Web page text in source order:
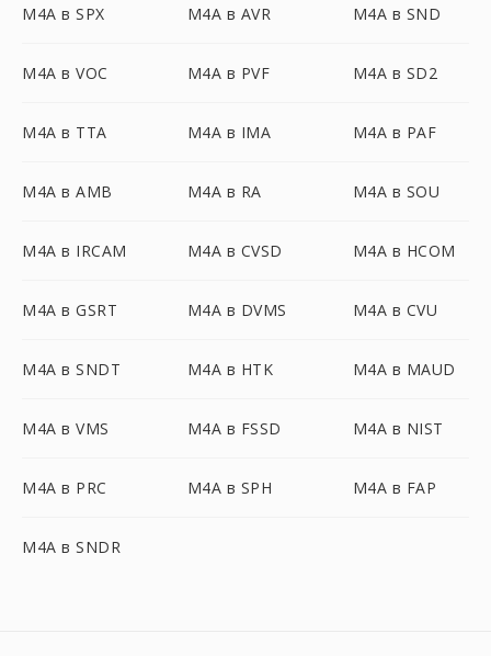
M4A в SPX M4A в AVR M4A в SND
M4A в VOC M4A в PVF M4A в SD2
M4A в TTA M4A в IMA M4A в PAF
M4A в AMB M4A в RA M4A в SOU
M4A в IRCAM M4A в CVSD M4A в HCOM
M4A в GSRT M4A в DVMS M4A в CVU
M4A в SNDT M4A в HTK M4A в MAUD
M4A в VMS M4A в FSSD M4A в NIST
M4A в PRC M4A в SPH M4A в FAP
M4A в SNDR